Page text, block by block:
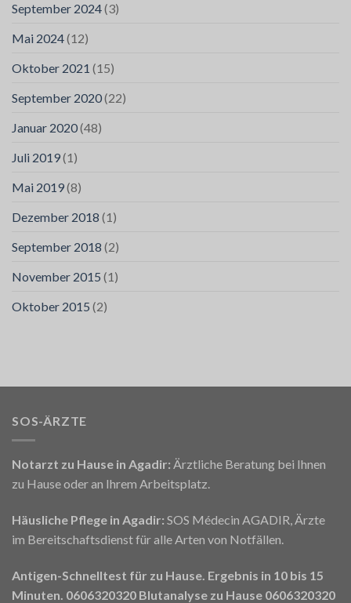
September 2024(3)
Mai 2024(12)
Oktober 2021 (15)
September 2020(22)
Januar 2020(48)
Juli 2019(1)
Mai 2019(8)
Dezember 2018 (1)
September 2018 (2)
November 2015 (1)
Oktober 2015 (2)
SOS-ÄRZTE
Notarzt zu Hause in Agadir: Ärztliche Beratung bei Ihnen
zu Hause oder an Ihrem Arbeitsplatz.
Häusliche Pflege in Agadir: SOS Médecin AGADIR, Ärzte
im Bereitschaftsdienst für alle Arten von Notfällen.
Antigen-Schnelltest für zu Hause. Ergebnis in 10 bis 15
Minuten. 0606320320 Blutanalyse zu Hause 0606320320